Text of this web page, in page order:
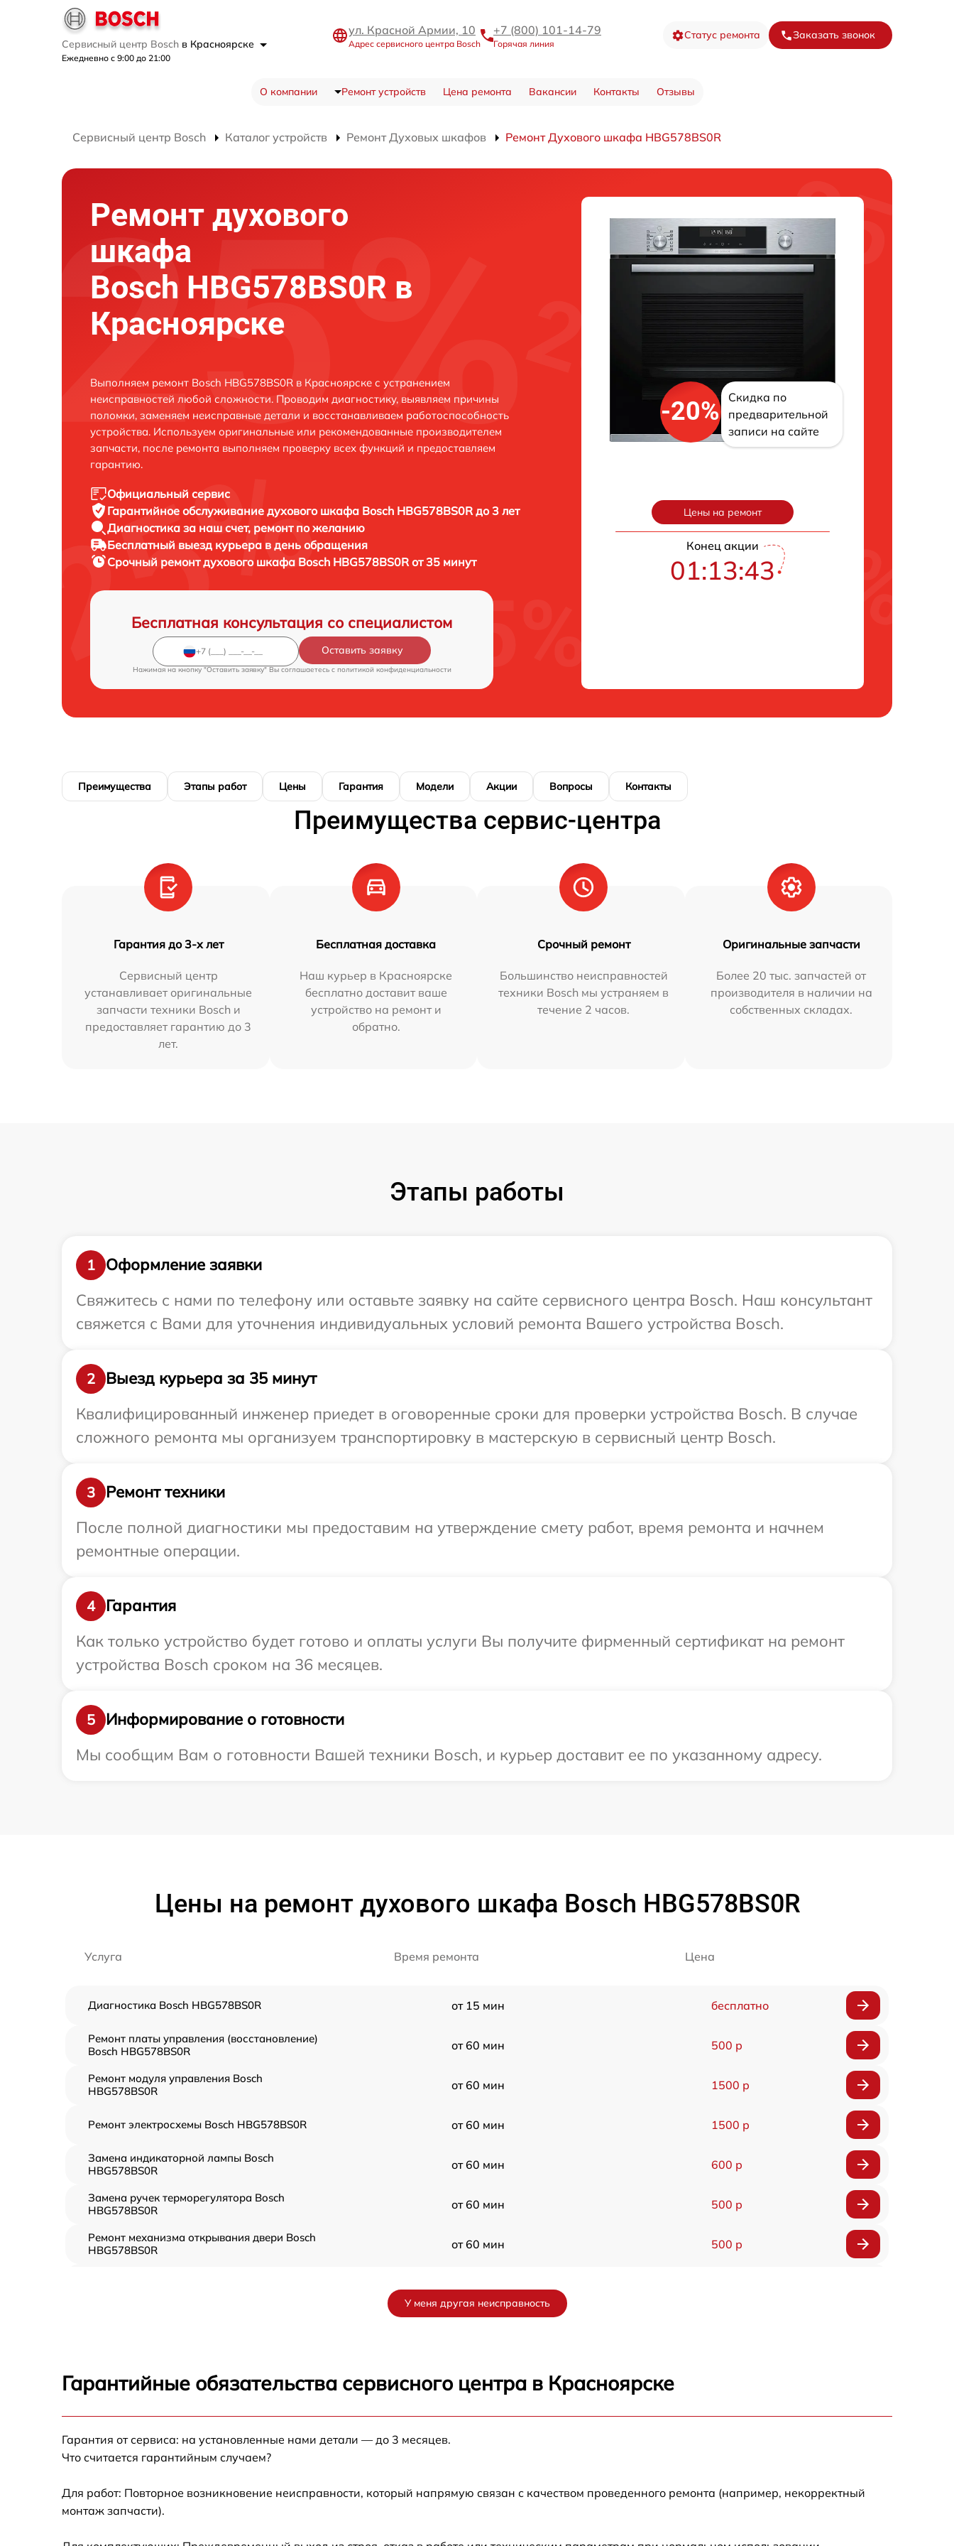
Сервисный центр Bosch в Красноярске
Ежедневно с 9:00 до 21:00
ул. Красной Армии, 10
Адрес сервисного центра Bosch
+7 (800) 101-14-79
Горячая линия
Статус ремонта Заказать звонок
О компании Ремонт устройств Цена ремонта Вакансии Контакты Отзывы
Сервисный центр Bosch Каталог устройств Ремонт Духовых шкафов Ремонт Духового шкафа HBG578BS0R
Ремонт духового
шкафа
Bosch HBG578BS0R в
Красноярске
Выполняем ремонт Bosch HBG578BS0R в Красноярске с устранением
неисправностей любой сложности. Проводим диагностику, выявляем причины
поломки, заменяем неисправные детали и восстанавливаем работоспособность
устройства. Используем оригинальные или рекомендованные производителем
запчасти, после ремонта выполняем проверку всех функций и предоставляем
гарантию.
Официальный сервис
Гарантийное обслуживание духового шкафа Bosch HBG578BS0R до 3 лет
Диагностика за наш счет, ремонт по желанию
Бесплатный выезд курьера в день обращения
Срочный ремонтдухового шкафа Bosch HBG578BS0R от 35 минут
Бесплатная консультация со специалистом
Оставить заявку
Нажимая на кнопку "Оставить заявку" Вы соглашаетесь c политикой конфиденциальности
-20%
Скидка по
предварительной
записи на сайте
Цены на ремонт
Конец акции
01:13:42
Преимущества Этапы работ Цены Гарантия Модели Акции Вопросы Контакты
Преимущества сервис-центра
Гарантия до 3-х лет
Сервисный центр
устанавливает оригинальные
запчасти техники Bosch и
предоставляет гарантию до 3
лет.
Бесплатная доставка
Наш курьер в Красноярске
бесплатно доставит ваше
устройство на ремонт и
обратно.
Срочный ремонт
Большинство неисправностей
техники Bosch мы устраняем в
течение 2 часов.
Оригинальные запчасти
Более 20 тыс. запчастей от
производителя в наличии на
собственных складах.
Этапы работы
1
Оформление заявки
Свяжитесь с нами по телефону или оставьте заявку на сайте сервисного центра Bosch. Наш консультант
свяжется с Вами для уточнения индивидуальных условий ремонта Вашего устройства Bosch.
2
Выезд курьера за 35 минут
Квалифицированный инженер приедет в оговоренные сроки для проверки устройства Bosch. В случае
сложного ремонта мы организуем транспортировку в мастерскую в сервисный центр Bosch.
3
Ремонт техники
После полной диагностики мы предоставим на утверждение смету работ, время ремонта и начнем
ремонтные операции.
4
Гарантия
Как только устройство будет готово и оплаты услуги Вы получите фирменный сертификат на ремонт
устройства Bosch сроком на 36 месяцев.
5
Информирование о готовности
Мы сообщим Вам о готовности Вашей техники Bosch, и курьер доставит ее по указанному адресу.
Цены на ремонт духового шкафа Bosch HBG578BS0R
Услуга Время ремонта Цена
Диагностика Bosch HBG578BS0R от 15 мин бесплатно
Ремонт платы управления (восстановление)
Bosch HBG578BS0R
от 60 мин 500 р
Ремонт модуля управления Bosch
HBG578BS0R
от 60 мин 1500 р
Ремонт электросхемы Bosch HBG578BS0R от 60 мин 1500 р
Замена индикаторной лампы Bosch
HBG578BS0R
от 60 мин 600 р
Замена ручек терморегулятора Bosch
HBG578BS0R
от 60 мин 500 р
Ремонт механизма открывания двери Bosch
HBG578BS0R
от 60 мин 500 р
Замена термодатчика Bosch HBG578BS0R
HBG578BS0R
У меня другая неисправность
Гарантийные обязательства сервисного центра в Красноярске
Гарантия от сервиса: на установленные нами детали — до 3 месяцев.
Что считается гарантийным случаем?
Для работ: Повторное возникновение неисправности, который напрямую связан с качеством проведенного ремонта (например, некорректный
монтаж запчасти).